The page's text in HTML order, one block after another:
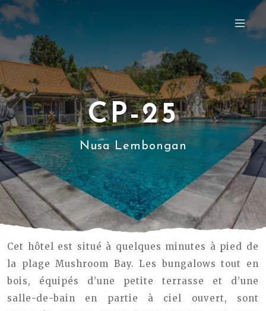
CP-25
Nusa Lembongan
Cet hôtel est situé à quelques minutes à pied de
la plage Mushroom Bay. Les bungalows tout en
bois, équipés d’une petite terrasse et d’une
salle-de-bain en partie à ciel ouvert, sont